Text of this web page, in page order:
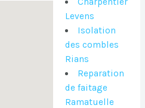
Levens
Isolation
des combles
Rians
Reparation
de faitage
Ramatuelle